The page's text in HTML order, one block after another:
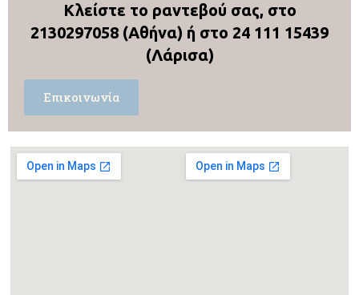
Κλείστε το ραντεβού σας, στο
2130297058 (Αθήνα) ή στο 24 111 15439
(Λάρισα)
Επικοινωνία